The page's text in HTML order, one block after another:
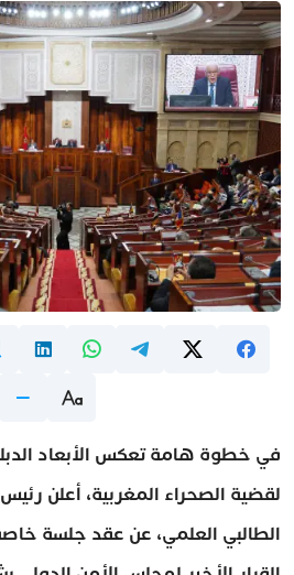
في خطوة هامة تعكس الأبعاد
لقضية الصحراء المغربية، أعلن
الطالبي العلمي، عن عقد جلسة